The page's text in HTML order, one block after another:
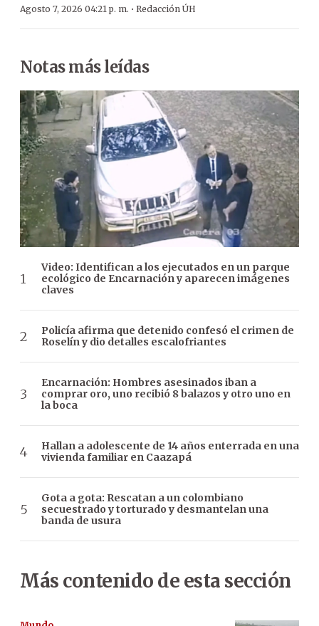
Agosto 7, 2026 04:21 p. m. · Redacción ÚH
Notas más leídas
Video: Identifican a los ejecutados en un parque
ecológico de Encarnación y aparecen imágenes
claves
Policía afirma que detenido confesó el crimen de
Roselín y dio detalles escalofriantes
Encarnación: Hombres asesinados iban a
comprar oro, uno recibió 8 balazos y otro uno en
la boca
Hallan a adolescente de 14 años enterrada en una
vivienda familiar en Caazapá
Gota a gota: Rescatan a un colombiano
secuestrado y torturado y desmantelan una
banda de usura
Más contenido de esta sección